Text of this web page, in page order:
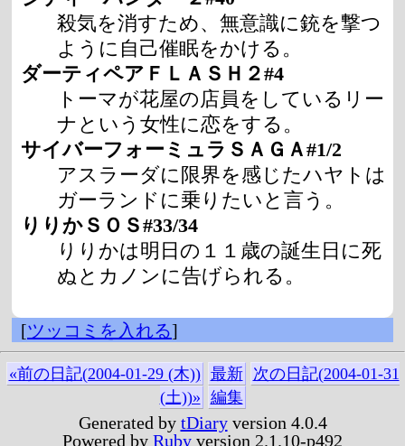
殺気を消すため、無意識に銃を撃つ
ように自己催眠をかける。
ダーティペアＦＬＡＳＨ２#4
トーマが花屋の店員をしているリー
ナという女性に恋をする。
サイバーフォーミュラＳＡＧＡ#1/2
アスラーダに限界を感じたハヤトは
ガーランドに乗りたいと言う。
りりかＳＯＳ#33/34
りりかは明日の１１歳の誕生日に死
ぬとカノンに告げられる。
[ツッコミを入れる]
«前の日記(2004-01-29 (木)) 最新
次の日記(2004-01-31
(土))» 編集
Generated by tDiaryversion 4.0.4
Powered by Ruby version 2.1.10-p492